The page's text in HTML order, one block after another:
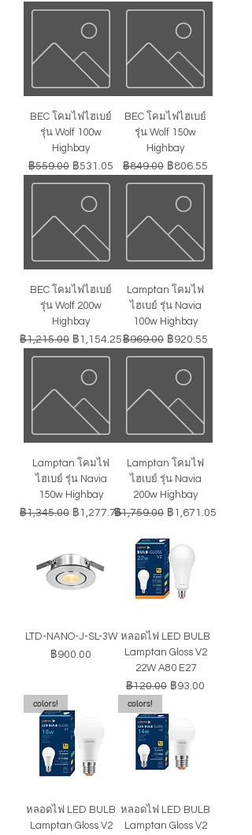
BEC โคมไฟไฮเบย์
รุ่น Wolf 100w
Highbay
ราคาปกติ
฿559.00 ราคาขายลด
฿531.05
BEC โคมไฟไฮเบย์
รุ่น Wolf 150w
Highbay
ราคาปกติ
฿849.00 ราคาขายลด
฿806.55
BEC โคมไฟไฮเบย์
รุ่น Wolf 200w
Highbay
ราคาปกติ
฿1,215.00 ราคาขายลด
฿1,154.25
Lamptan โคมไฟ
ไฮเบย์ รุ่น Navia
100w Highbay
ราคาปกติ
฿969.00 ราคาขายลด
฿920.55
Lamptan โคมไฟ
ไฮเบย์ รุ่น Navia
150w Highbay
ราคาปกติ
฿1,345.00 ราคาขายลด
฿1,277.75
Lamptan โคมไฟ
ไฮเบย์ รุ่น Navia
200w Highbay
ราคาปกติ
฿1,759.00 ราคาขายลด
฿1,671.05
LTD-NANO-J-SL-3W
ราคา
฿900.00
หลอดไฟ LED BULB
Lamptan Gloss V2
22W A80 E27
ราคาปกติ
฿120.00 ราคาขายลด
฿93.00
colors!
หลอดไฟ LED BULB
Lamptan Gloss V2
colors!
หลอดไฟ LED BULB
Lamptan Gloss V2